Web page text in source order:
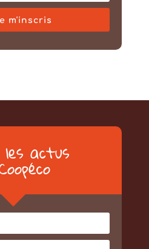
m'inscris
actus